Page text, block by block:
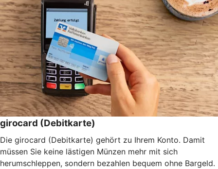
girocard (Debitkarte)
Die girocard (Debitkarte) gehört zu Ihrem Konto. Damit
müssen Sie keine lästigen Münzen mehr mit sich
herumschleppen, sondern bezahlen bequem ohne Bargeld.